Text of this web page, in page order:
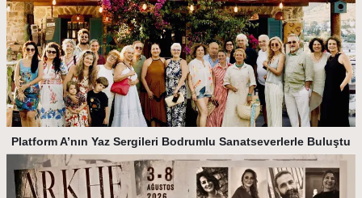
Platform A’nın Yaz Sergileri Bodrumlu Sanatseverlerle Buluştu